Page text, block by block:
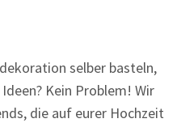
selber basteln,
Kein Problem! Wir
die auf eurer Hochzeit